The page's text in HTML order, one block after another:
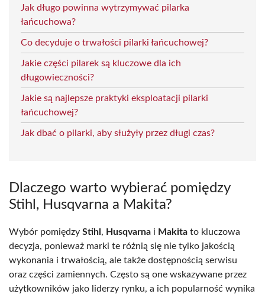
Jak długo powinna wytrzymywać pilarka
łańcuchowa?
Co decyduje o trwałości pilarki łańcuchowej?
Jakie części pilarek są kluczowe dla ich
długowieczności?
Jakie są najlepsze praktyki eksploatacji pilarki
łańcuchowej?
Jak dbać o pilarki, aby służyły przez długi czas?
Dlaczego warto wybierać pomiędzy
Stihl, Husqvarna a Makita?
Wybór pomiędzy Stihl , Husqvarna i Makita to kluczowa
decyzja, ponieważ marki te różnią się nie tylko jakością
wykonania i trwałością, ale także dostępnością serwisu
oraz części zamiennych. Często są one wskazywane przez
użytkowników jako liderzy rynku, a ich popularność wynika